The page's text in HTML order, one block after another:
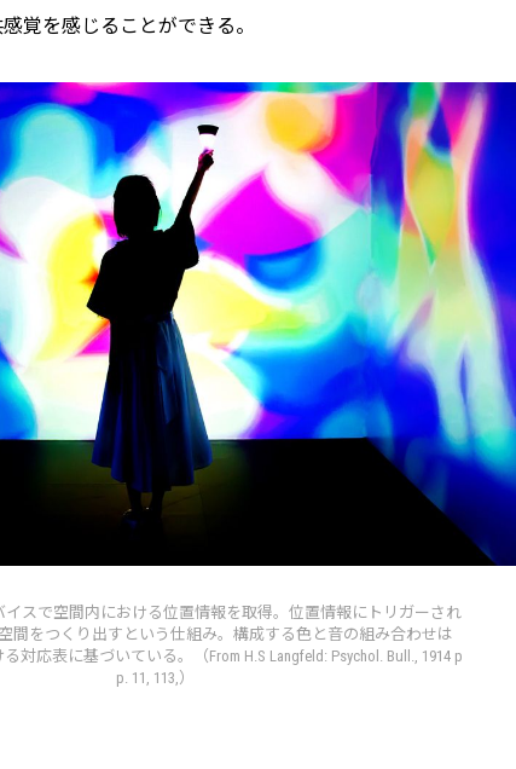
覚を感じることができる。
スで空間内における位置情報を取得。位置情報にトリガーされ
間をつくり出すという仕組み。構成する色と音の組み合わせは
対応表に基づいている。（From H.S Langfeld: Psychol. Bull., 1914 p
p. 11, 113,）